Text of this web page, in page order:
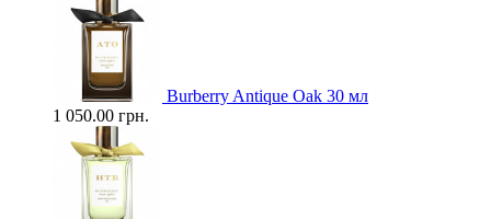
Burberry Antique Oak 30 мл
1 050.00 грн.